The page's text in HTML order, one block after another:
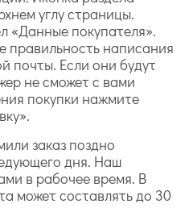
углу страницы.
«Данные покупателя».
правильность написания
почты. Если они будут
не сможет с вами
покупки нажмите
заказ поздно
дня. Наш
в рабочее время. В
может составлять до 30